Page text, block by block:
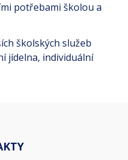
potřebami školou a
školských služeb
jídelna, individuální